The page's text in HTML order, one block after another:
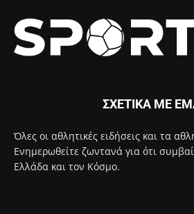
ΣΧΕΤΙΚΑ ΜΕ
Όλες οι αθλητικές ειδήσεις και τα
Ενημερωθείτε ζωντανά για ότι
Ελλάδα και τον Κόσμο.